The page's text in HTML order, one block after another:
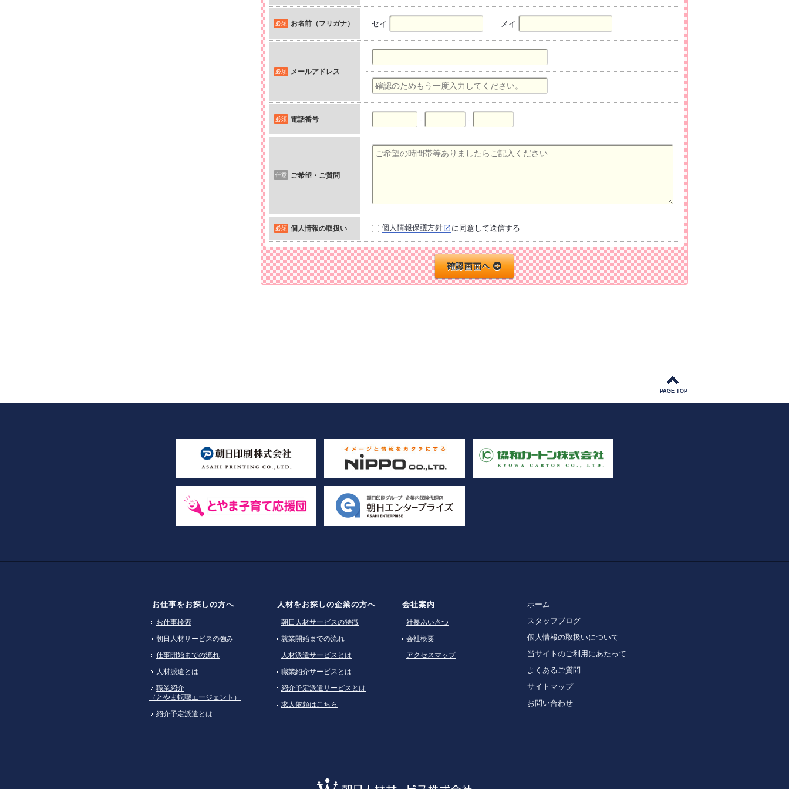
必須 お名前（フリガナ） セイ メイ
必須 メールアドレス
必須 電話番号 - -
任意 ご希望・ご質問
必須 個人情報の取扱い に同意して送信する
個人情報保護方針
PAGE TOP
お仕事をお探しの方へ
お仕事検索
朝日人材サービスの強み
仕事開始までの流れ
人材派遣とは
職業紹介
（とやま転職エージェント）
紹介予定派遣とは
人材をお探しの企業の方へ
朝日人材サービスの特徴
就業開始までの流れ
人材派遣サービスとは
職業紹介サービスとは
紹介予定派遣サービスとは
求人依頼はこちら
会社案内
社長あいさつ
会社概要
アクセスマップ
ホーム
スタッフブログ
個人情報の取扱いについて
当サイトのご利用にあたって
よくあるご質問
サイトマップ
お問い合わせ